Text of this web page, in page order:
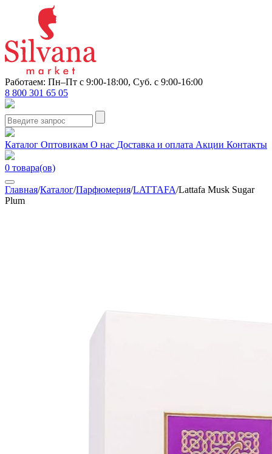
Работаем: Пн–Пт с 9:00-18:00, Суб. с 9:00-16:00
8 800 301 65 05
Каталог Оптовикам О нас Доставка и оплата Акции Контакты
0 товара(ов)
Главная/Каталог/Парфюмерия/LATTAFA/Lattafa Musk Sugar
Plum